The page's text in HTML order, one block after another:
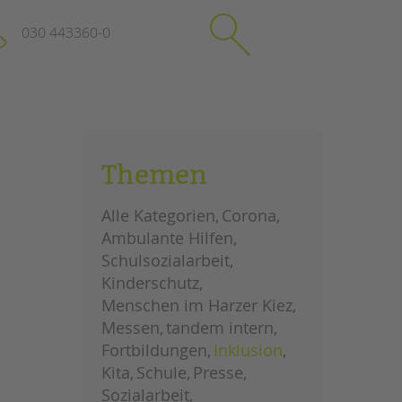
Impressum
Datenschutz
Hinweisgebersystem
Intranet
schließen
030 443360-0
SuchenThemen
Alle Kategorien Corona
Ambulante Hilfen
Schulsozialarbeit
Kinderschutz
Menschen im Harzer Kiez
Messen tandem intern
Fortbildungen Inklusion
Kita Schule Presse
Sozialarbeit